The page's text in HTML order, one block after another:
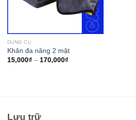
DỤNG CỤ
Khăn đa năng 2 mặt
15,000₫– 170,000₫
Lưu trữ